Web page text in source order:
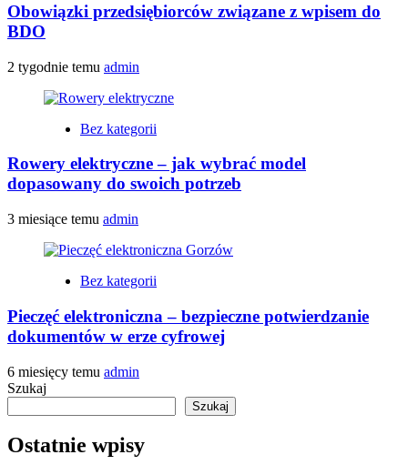
Obowiązki przedsiębiorców związane z wpisem do
BDO
2 tygodnie temu admin
Bez kategorii
Rowery elektryczne – jak wybrać model
dopasowany do swoich potrzeb
3 miesiące temu admin
Bez kategorii
Pieczęć elektroniczna – bezpieczne potwierdzanie
dokumentów w erze cyfrowej
6 miesięcy temu admin
Szukaj
Szukaj
Ostatnie wpisy